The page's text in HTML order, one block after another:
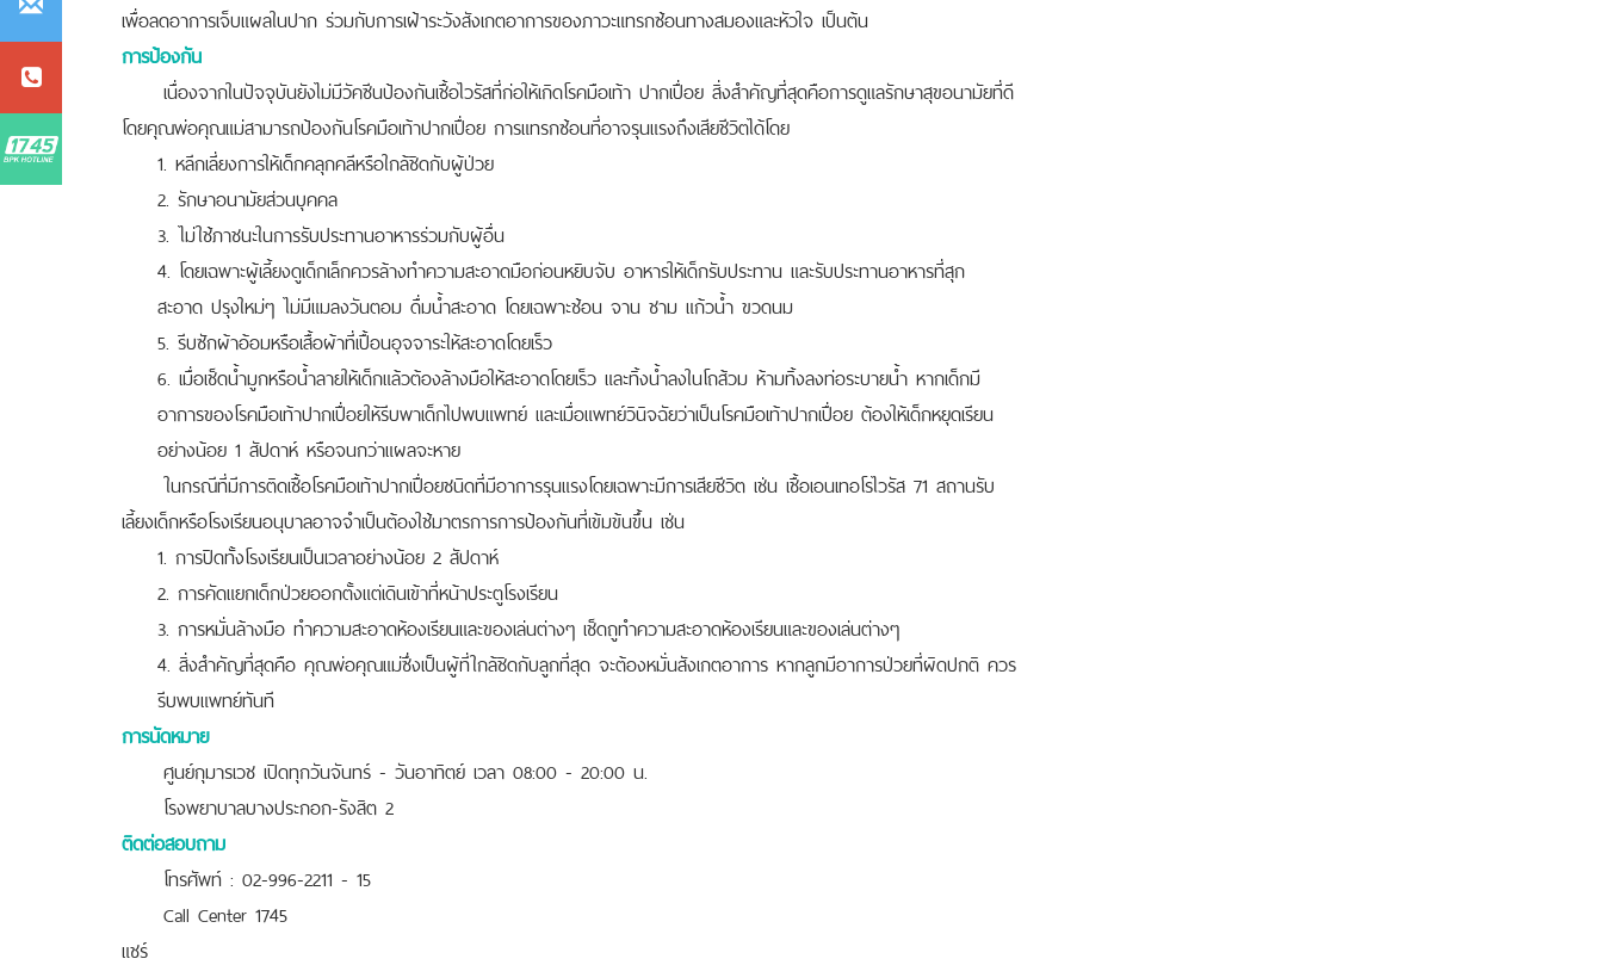
เพื่อลดอาการเจ็บแผลในปาก ร่วมกับการเฝ้าระวังสังเกตอาการของภาวะแทรกซ้อนทางสมองและหัวใจ เป็นต้น
การป้องกัน
เนื่องจากในปัจจุบันยังไม่มีวัคซีนป้องกันเชื้อไวรัสที่ก่อให้เกิดโรคมือเท้า ปากเปื่อย สิ่งสำคัญที่สุดคือการดูแลรักษาสุขอนามัยที่ดี
โดยคุณพ่อคุณแม่สามารถป้องกันโรคมือเท้าปากเปื่อย การแทรกซ้อนที่อาจรุนแรงถึงเสียชีวิตได้โดย
1. หลีกเลี่ยงการให้เด็กคลุกคลีหรือใกล้ชิดกับผู้ป่วย
2. รักษาอนามัยส่วนบุคคล
3. ไม่ใช้ภาชนะในการรับประทานอาหารร่วมกับผู้อื่น
4. โดยเฉพาะผู้เลี้ยงดูเด็กเล็กควรล้างทำความสะอาดมือก่อนหยิบจับ อาหารให้เด็กรับประทาน และรับประทานอาหารที่สุก
สะอาด ปรุงใหม่ๆ ไม่มีแมลงวันตอม ดื่มน้ำสะอาด โดยเฉพาะช้อน จาน ชาม แก้วน้ำ ขวดนม
5. รีบซักผ้าอ้อมหรือเสื้อผ้าที่เปื้อนอุจจาระให้สะอาดโดยเร็ว
6. เมื่อเช็ดน้ำมูกหรือน้ำลายให้เด็กแล้วต้องล้างมือให้สะอาดโดยเร็ว และทิ้งน้ำลงในโถส้วม ห้ามทิ้งลงท่อระบายน้ำ หากเด็กมี
อาการของโรคมือเท้าปากเปื่อยให้รีบพาเด็กไปพบแพทย์ และเมื่อแพทย์วินิจฉัยว่าเป็นโรคมือเท้าปากเปื่อย ต้องให้เด็กหยุดเรียน
อย่างน้อย 1 สัปดาห์ หรือจนกว่าแผลจะหาย
ในกรณีที่มีการติดเชื้อโรคมือเท้าปากเปื่อยชนิดที่มีอาการรุนแรงโดยเฉพาะมีการเสียชีวิต เช่น เชื้อเอนเทอโรไวรัส 71 สถานรับ
เลี้ยงเด็กหรือโรงเรียนอนุบาลอาจจำเป็นต้องใช้มาตรการการป้องกันที่เข้มข้นขึ้น เช่น
1. การปิดทั้งโรงเรียนเป็นเวลาอย่างน้อย 2 สัปดาห์
2. การคัดแยกเด็กป่วยออกตั้งแต่เดินเข้าที่หน้าประตูโรงเรียน
3. การหมั่นล้างมือ ทำความสะอาดห้องเรียนและของเล่นต่างๆ เช็ดถูทำความสะอาดห้องเรียนและของเล่นต่างๆ
4. สิ่งสำคัญที่สุดคือ คุณพ่อคุณแม่ซึ่งเป็นผู้ที่ใกล้ชิดกับลูกที่สุด จะต้องหมั่นสังเกตอาการ หากลูกมีอาการป่วยที่ผิดปกติ ควร
รีบพบแพทย์ทันที
การนัดหมาย
ศูนย์กุมารเวช เปิดทุกวันจันทร์ - วันอาทิตย์ เวลา 08:00 - 20:00 น.
โรงพยาบาลบางประกอก-รังสิต 2
ติดต่อสอบถาม
โทรศัพท์ : 02-996-2211 - 15
Call Center 1745
แชร์